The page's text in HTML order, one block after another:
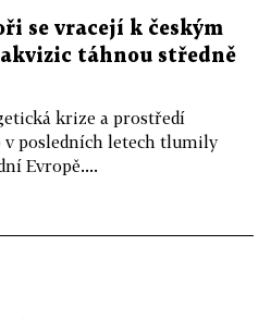
se vracejí k českým
táhnou středně
krize a prostředí
v posledních letech tlumily
Evropě....